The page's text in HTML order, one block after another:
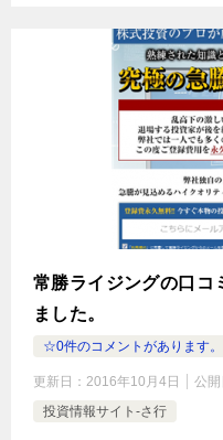
常勝ライジングの口コ
ました。
☆0件のコメントがあります。
更新日： 2016年10月4日 公開
投資情報サイト-さ行